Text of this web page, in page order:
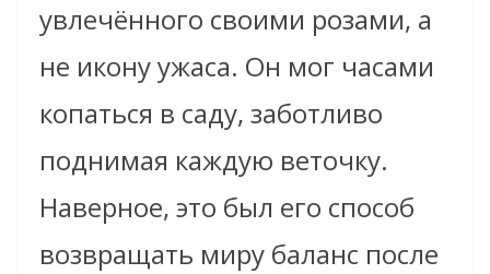
увлечённого своими розами, а
не икону ужаса. Он мог часами
копаться в саду, заботливо
поднимая каждую веточку.
Наверное, это был его способ
возвращать миру баланс после